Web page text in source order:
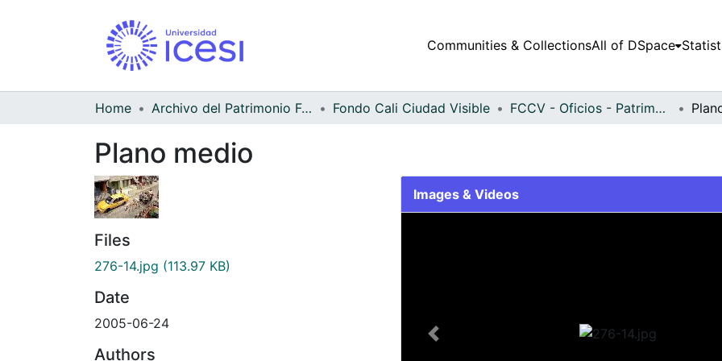
Communities & CollectionsAll of DSpace
Home Archivo del Patrimonio Fotográfico y Fílmico del Valle del Cauca Fondo Cali Ciudad Visible FCCV - Oficios - Patrimonial
Plano medio
Files
276-14.jpg (113.97 KB)
Date
2005-06-24
Authors
Images & Videos
Previous